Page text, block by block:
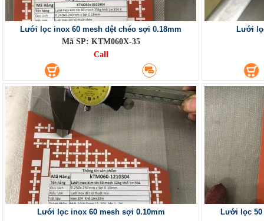
Lưới lọc inox 60 mesh dệt chéo sợi 0.18mm
Mã SP: KTM060X-35
Call
Lưới
Lưới lọc inox 60 mesh sợi 0.10mm
Lưới lọc